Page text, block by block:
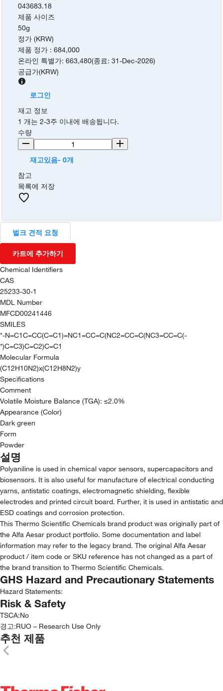
043683.18
제품 사이즈
50g
정가 (KRW)
제품 정가 :684,000
온라인 특별가:663,480(종료:31-Dec-2026)
공급가(KRW)
로그인
재고 정보
1 개는 2-3주 이내에 배송됩니다.
수량
재고있음- 0개
참고
목록에 저장
벌크 견적 요청
카트에 추가하기
Chemical Identifiers
CAS
25233-30-1
MDL Number
MFCD00241446
SMILES
*-N=C1C=CC(C=C1)=NC1=CC=C(NC2=CC=C(NC3=CC=C(-
*)C=C3)C=C2)C=C1
Molecular Formula
(C12H10N2)x(C12H8N2)y
Specifications
Comment
Volatile Moisture Balance (TGA): ≤2.0%
Appearance (Color)
Dark green
Form
Powder
설명
Polyaniline is used in chemical vapor sensors, supercapacitors and
biosensors. It is also useful for manufacture of electrical conducting
yarns, antistatic coatings, electromagnetic shielding, flexible
electrodes and printed circuit board. Further, it is used in antistatic and
ESD coatings and corrosion protection.
This Thermo Scientific Chemicals brand product was originally part of
the Alfa Aesar product portfolio. Some documentation and label
information may refer to the legacy brand. The original Alfa Aesar
product / item code or SKU reference has not changed as a part of
the brand transition to Thermo Scientific Chemicals.
GHS Hazard and Precautionary Statements
Hazard Statements:
Risk & Safety
TSCA:No
경고:RUO – Research Use Only
추천 제품